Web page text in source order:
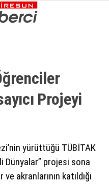
Projeyi
yürüttüğü TÜBİTAK
Dünyalar” projesi sona
akranlarının katıldığı